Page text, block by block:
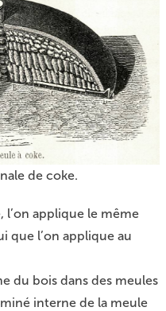
de coke.
l’on applique le même
que l’on applique au
du bois dans des meules
interne de la meule